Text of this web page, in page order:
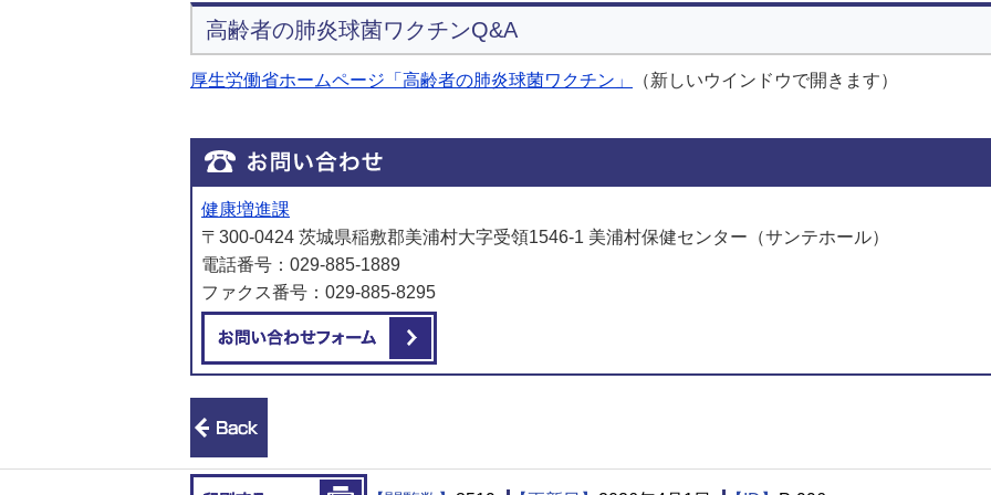
高齢者の肺炎球菌ワクチンQ&A
厚生労働省ホームページ「高齢者の肺炎球菌ワクチン」 （新しいウインドウで開きます）
健康増進課
〒300-0424 茨城県稲敷郡美浦村大字受領1546-1 美浦村保健センター（サンテホール）
電話番号：029-885-1889
ファクス番号：029-885-8295
印刷する